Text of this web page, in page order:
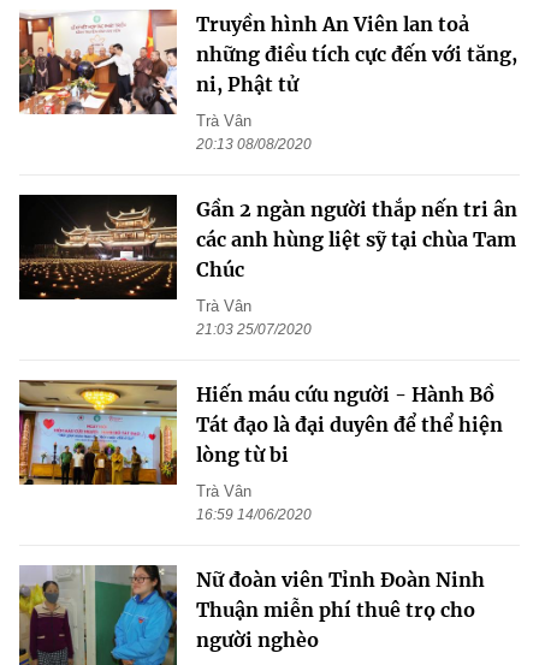
Truyền hình An Viên lan toả
những điều tích cực đến với tăng,
ni, Phật tử
Trà Vân
20:13 08/08/2020
Gần 2 ngàn người thắp nến tri ân
các anh hùng liệt sỹ tại chùa Tam
Chúc
Trà Vân
21:03 25/07/2020
Hiến máu cứu người - Hành Bồ
Tát đạo là đại duyên để thể hiện
lòng từ bi
Trà Vân
16:59 14/06/2020
Nữ đoàn viên Tỉnh Đoàn Ninh
Thuận miễn phí thuê trọ cho
người nghèo